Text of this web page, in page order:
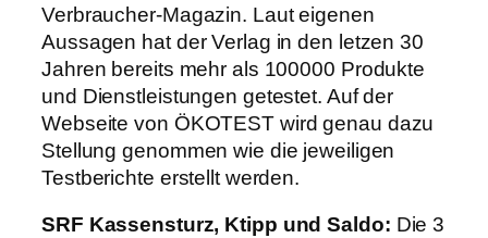
Verbraucher-Magazin. Laut eigenen
Aussagen hat der Verlag in den letzen 30
Jahren bereits mehr als 100000 Produkte
und Dienstleistungen getestet. Auf der
Webseite von ÖKOTEST wird genau dazu
Stellung genommen wie die jeweiligen
Testberichte erstellt werden.
SRF Kassensturz, Ktipp und Saldo: Die 3